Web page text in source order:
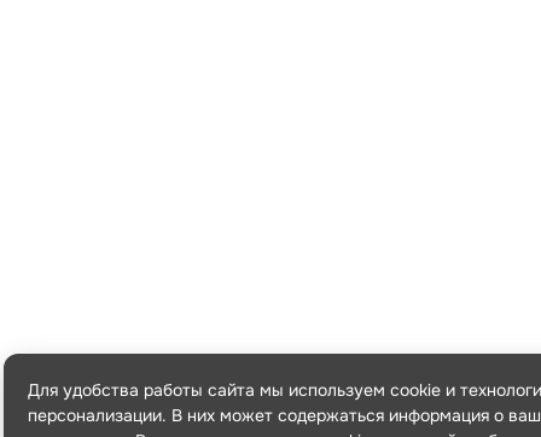
Для удобства работы сайта мы используем cookie и
персонализации. В них может содержаться информация о